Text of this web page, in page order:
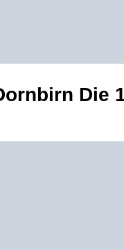
Die